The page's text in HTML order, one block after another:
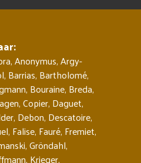
,Anonymus,Argy-
, Barrias, Bartholomé,
, Bouraine, Breda,
,Copier, Daguet,
, Debon, Descatoire,
, Falise, Fauré, Fremiet,
,Gröndahl,
, Krieger,